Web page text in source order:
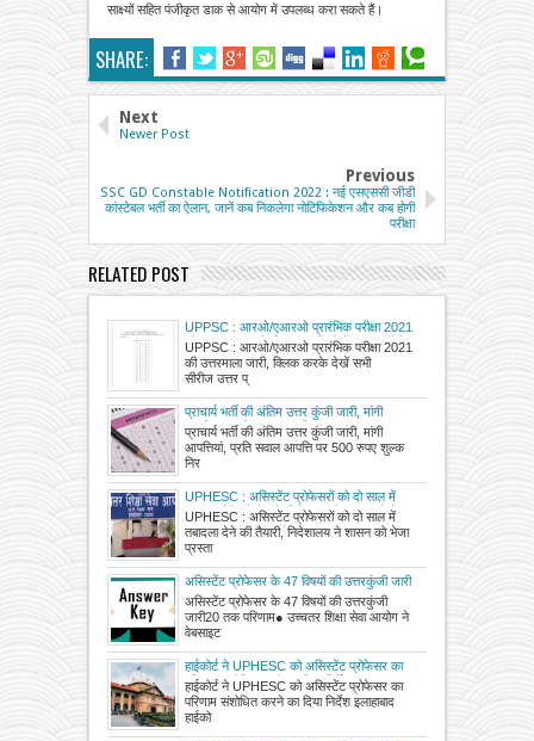
साक्ष्यों सहित पंजीकृत डाक से आयोग में उपलब्ध करा सकते हैं।
SHARE:
Next
Newer Post
Previous
SSC GD Constable Notification 2022 : नई एसएससी जीडी
कांस्टेबल भर्ती का ऐलान, जानें कब निकलेगा नोटिफिकेशन और कब होगी
परीक्षा
RELATED POST
UPPSC : आरओ/एआरओ प्रारंभिक परीक्षा 2021
की उत्तरमाला जारी, क्लिक करके देखें समस्त सीरीज
UPPSC : आरओ/एआरओ प्रारंभिक परीक्षा 2021
की उत्तरमाला जारी, क्लिक करके देखें सभी
सीरीज उत्तर प्
प्राचार्य भर्ती की अंतिम उत्तर कुंजी जारी, मांगी
आपत्तियां, प्रति सवाल आपत्ति पर 500 रुपए शुल्क
निर्धारित।
प्राचार्य भर्ती की अंतिम उत्तर कुंजी जारी, मांगी
आपत्तियां, प्रति सवाल आपत्ति पर 500 रुपए शुल्क
निर
UPHESC : असिस्टेंट प्रोफेसरों को दो साल में
तबादला देने की तैयारी, निदेशालय ने शासन को भेजा
प्रस्ताव
UPHESC : असिस्टेंट प्रोफेसरों को दो साल में
तबादला देने की तैयारी, निदेशालय ने शासन को भेजा
प्रस्ता
असिस्टेंट प्रोफेसर के 47 विषयों की उत्तरकुंजी जारी
असिस्टेंट प्रोफेसर के 47 विषयों की उत्तरकुंजी
जारी20 तक परिणाम● उच्चतर शिक्षा सेवा आयोग ने
वेबसाइट
हाईकोर्ट ने UPHESC को असिस्टेंट प्रोफेसर का
परिणाम संशोधित करने का दिया निर्देश
हाईकोर्ट ने UPHESC को असिस्टेंट प्रोफेसर का
परिणाम संशोधित करने का दिया निर्देश इलाहाबाद
हाईको